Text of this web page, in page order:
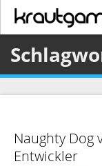
Naughty Dog
Entwickler